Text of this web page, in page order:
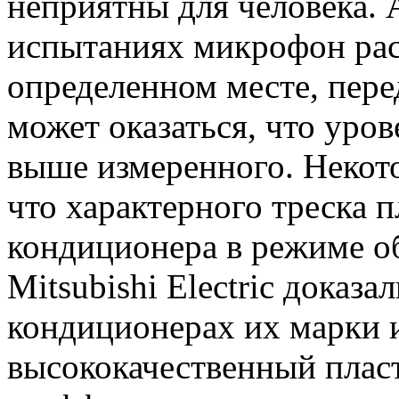
испытаниях микрофон
определенном месте,
может оказаться, что
выше измеренного.
что характерного треска
кондиционера в режиме
Mitsubishi Electric
кондиционерах их марки
высококачественный